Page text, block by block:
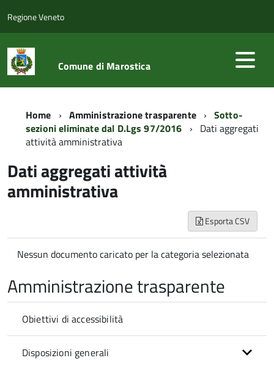
Regione Veneto
Comune di Marostica
Home Amministrazione trasparente
Sotto-
sezioni eliminate dal D.Lgs 97/2016
Dati aggregati
attività amministrativa
Dati aggregati attività
amministrativa
Esporta CSV
Nessun documento caricato per la categoria selezionata
Amministrazione trasparente
Obiettivi di accessibilità
Disposizioni generali